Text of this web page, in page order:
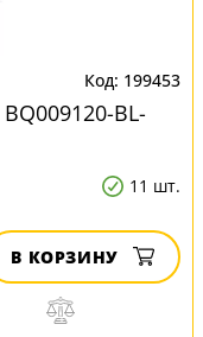
199453
BL-
11 шт.
В КОРЗИНУ